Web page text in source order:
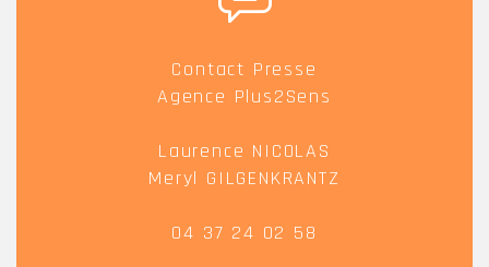
Contact Presse
Agence Plus2Sens
Laurence NICOLAS
Meryl GILGENKRANTZ
04 37 24 02 58